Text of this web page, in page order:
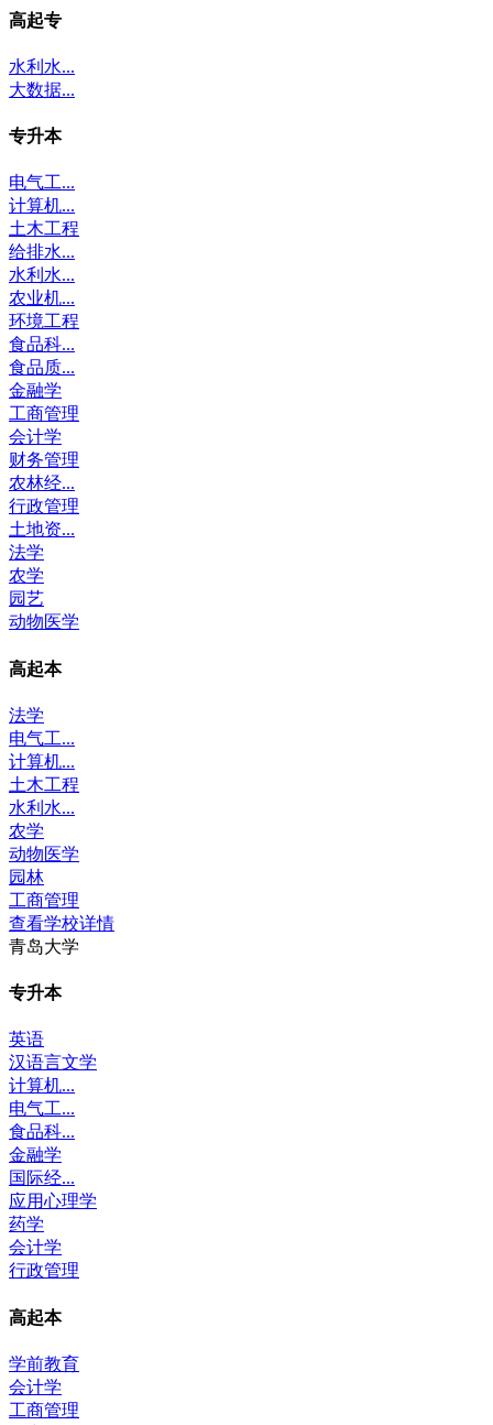
高起专
水利水...
大数据...
专升本
电气工...
计算机...
土木工程
给排水...
水利水...
农业机...
环境工程
食品科...
食品质...
金融学
工商管理
会计学
财务管理
农林经...
行政管理
土地资...
法学
农学
园艺
动物医学
高起本
法学
电气工...
计算机...
土木工程
水利水...
农学
动物医学
园林
工商管理
查看学校详情
青岛大学
专升本
英语
汉语言文学
计算机...
电气工...
食品科...
金融学
国际经...
应用心理学
药学
会计学
行政管理
高起本
学前教育
会计学
工商管理